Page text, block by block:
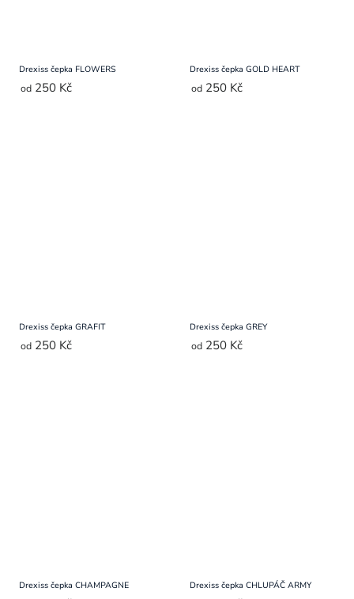
Drexiss čepka FLOWERS
od 250 Kč
Drexiss čepka GOLD HEART
od 250 Kč
Drexiss čepka GRAFIT
od 250 Kč
Drexiss čepka GREY
od 250 Kč
Drexiss čepka CHAMPAGNE Drexiss čepka CHLUPÁČ ARMY